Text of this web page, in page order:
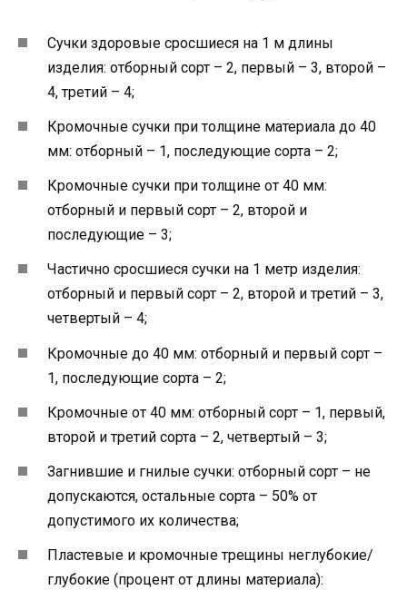
Сучки здоровые сросшиеся на 1 м длины
изделия: отборный сорт – 2, первый – 3, второй –
4, третий – 4;
Кромочные сучки при толщине материала до 40
мм: отборный – 1, последующие сорта – 2;
Кромочные сучки при толщине от 40 мм:
отборный и первый сорт – 2, второй и
последующие – 3;
Частично сросшиеся сучки на 1 метр изделия:
отборный и первый сорт – 2, второй и третий – 3,
четвертый – 4;
Кромочные до 40 мм: отборный и первый сорт –
1, последующие сорта – 2;
Кромочные от 40 мм: отборный сорт – 1, первый,
второй и третий сорта – 2, четвертый – 3;
Загнившие и гнилые сучки: отборный сорт – не
допускаются, остальные сорта – 50% от
допустимого их количества;
Пластевые и кромочные трещины неглубокие/
глубокие (процент от длины материала):